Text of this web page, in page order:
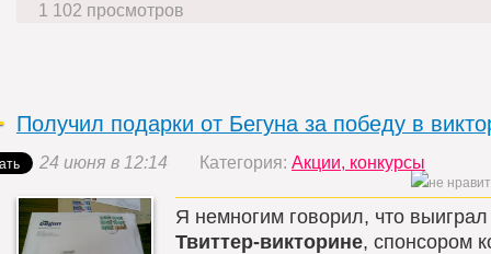
1 102 просмотров
Получил подарки от Бегуна за победу в
24 июня в 12:14 Категория: Акции, конкурсы
Я немногим говорил, что
Твиттер-викторине, спонсором